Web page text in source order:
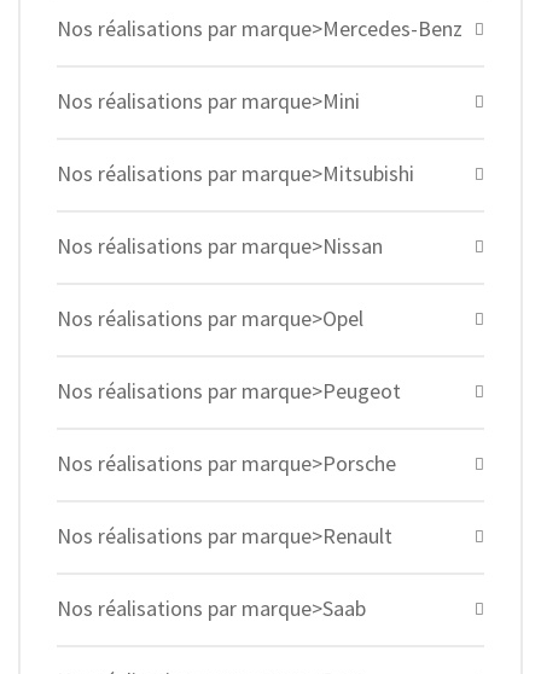
Nos réalisations par marque>Mercedes-Benz
Nos réalisations par marque>Mini
Nos réalisations par marque>Mitsubishi
Nos réalisations par marque>Nissan
Nos réalisations par marque>Opel
Nos réalisations par marque>Peugeot
Nos réalisations par marque>Porsche
Nos réalisations par marque>Renault
Nos réalisations par marque>Saab